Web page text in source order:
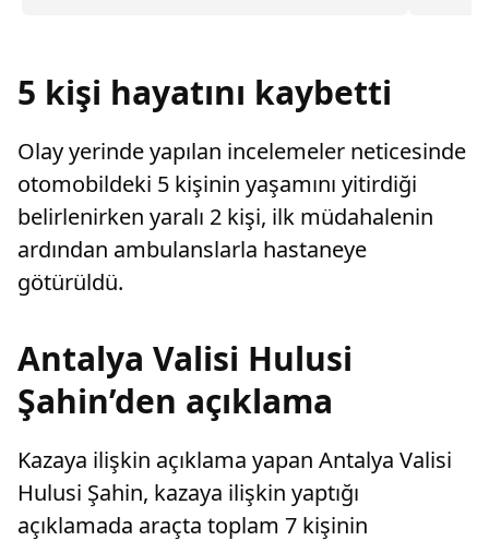
5 kişi hayatını kaybetti
Olay yerinde yapılan incelemeler neticesinde
otomobildeki 5 kişinin yaşamını yitirdiği
belirlenirken yaralı 2 kişi, ilk müdahalenin
ardından ambulanslarla hastaneye
götürüldü.
Antalya Valisi Hulusi
Şahin’den açıklama
Kazaya ilişkin açıklama yapan Antalya Valisi
Hulusi Şahin, kazaya ilişkin yaptığı
açıklamada araçta toplam 7 kişinin